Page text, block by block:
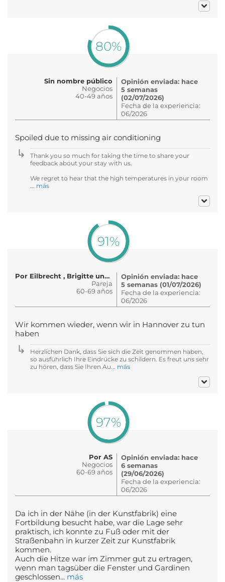
80%
Sin nombre público
Negocios
40-49 años
Opinión enviada: hace
5 semanas
(02/07/2026)
Fecha de la experiencia:
06/2026
Spoiled due to missing air conditioning
Thank you so much for taking the time to share your
feedback about your stay with us.
We regret to hear that the high temperatures in your room
más
91%
Por Eilbrecht , Brigitte und Bernd
Pareja
60-69 años
Opinión enviada: hace
5 semanas (01/07/2026)
Fecha de la experiencia:
06/2026
Wir kommen wieder, wenn wir in Hannover zu tun
haben
Herzlichen Dank, dass Sie sich die Zeit genommen haben,
so ausführlich Ihre Eindrücke zu schildern. Es freut uns sehr
zu hören, dass Sie Ihren Au... más
97%
Por AS
Negocios
60-69 años
Opinión enviada: hace
6 semanas
(29/06/2026)
Fecha de la experiencia:
06/2026
Da ich in der Nähe (in der Kunstfabrik) eine
Fortbildung besucht habe, war die Lage sehr
praktisch, ich konnte zu Fuß oder mit der
Straßenbahn in kurzer Zeit zur Kunstfabrik
kommen.
Auch die Hitze war im Zimmer gut zu ertragen,
wenn man tagsüber die Fenster und Gardinen
geschlossen... más